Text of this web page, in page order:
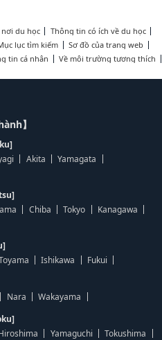
du học
Thông tin có ích về du học
lục tìm kiếm
Sơ đồ của trang web
tin cá nhân Về môi trường tương thích
】
Akita
Yamagata
Chiba Tokyo
Kanagawa
Ishikawa
Fukui
Nara
Wakayama
Yamaguchi
Tokushima